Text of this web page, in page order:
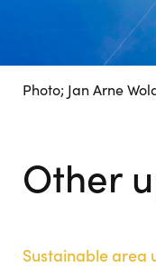
Photo; Jan Arne
Other
Sustainable area